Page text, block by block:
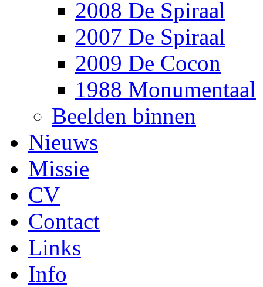
2008 De Spiraal
2007 De Spiraal
2009 De Cocon
1988 Monumentaal
Beelden binnen
Nieuws
Missie
CV
Contact
Links
Info